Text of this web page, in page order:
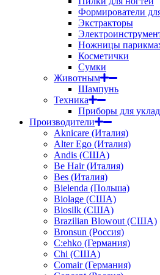
Формирователи
Экстракторы
Ножницы
Косметички
Сумки
Животным
Шампунь
Техника
Приборы для
Производители
Aknicare (Италия)
Alter Ego (Италия)
Andis (США)
Be Hair (Италия)
Bes (Италия)
Bielenda (Польша)
Biolage (США)
Biosilk (США)
Brazilian Blowout (США)
Bronsun (Россия)
C:ehko (Германия)
Chi (США)
Comair (Германия)